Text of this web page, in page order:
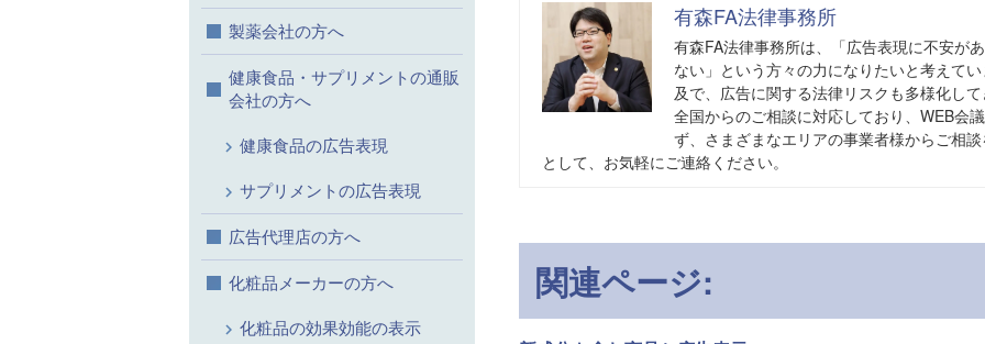
有森FA法律事務所
有森FA法律事務所は、「広告表現に不安が
ない」という方々の力になりたいと考えて
及で、広告に関する法律リスクも多様化し
全国からのご相談に対応しており、WEB会
ず、さまざまなエリアの事業者様からご相
として、お気軽にご連絡ください。
関連ページ:
製薬会社の方へ
健康食品・サプリメントの通販
会社の方へ
健康食品の広告表現
サプリメントの広告表現
広告代理店の方へ
化粧品メーカーの方へ
化粧品の効果効能の表示